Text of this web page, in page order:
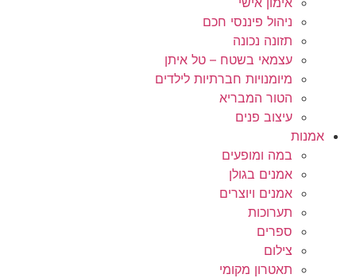
ניהול פיננסי חכם
תזונה נכונה
עצמאי בשטח – טל איתן
מיומנויות חברתיות לילדים
הטור המבריא
עיצוב פנים
אמנות
במה ומופעים
אמנים בגולן
אמנים ויוצרים
תערוכות
ספרים
צילום
תאטרון מקומי